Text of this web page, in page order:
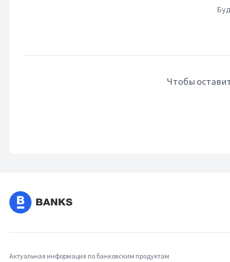
Чтобы
Актуальная информация по банковским продуктам